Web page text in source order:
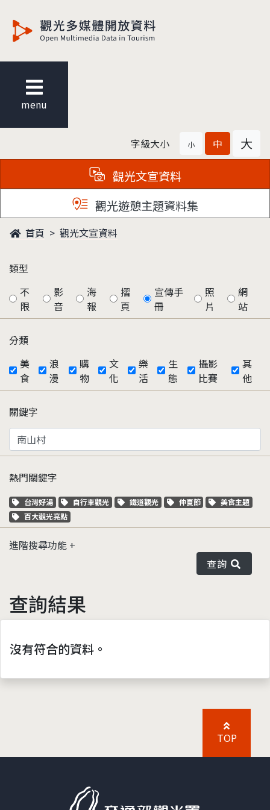
menu
字級大小 小 中 大
觀光文宣資料
觀光遊憩主題資料集
首頁 觀光文宣資料
類型
不
限
影
音
海
報
摺
頁
宣傳手
冊
照
片
網
站
分類
美
食
浪
漫
購
物
文
化
樂
活
生
態
攝影
比賽
其
他
關鍵字
熱門關鍵字
關鍵字標籤
台灣好湯 關鍵字標籤
自行車觀光 關鍵字標籤
鐵道觀光 關鍵字標籤
仲夏節 關鍵字標籤
美食主題
關鍵字標籤
百大觀光亮點
進階搜尋功能
查詢
查詢結果
沒有符合的資料。
TOP